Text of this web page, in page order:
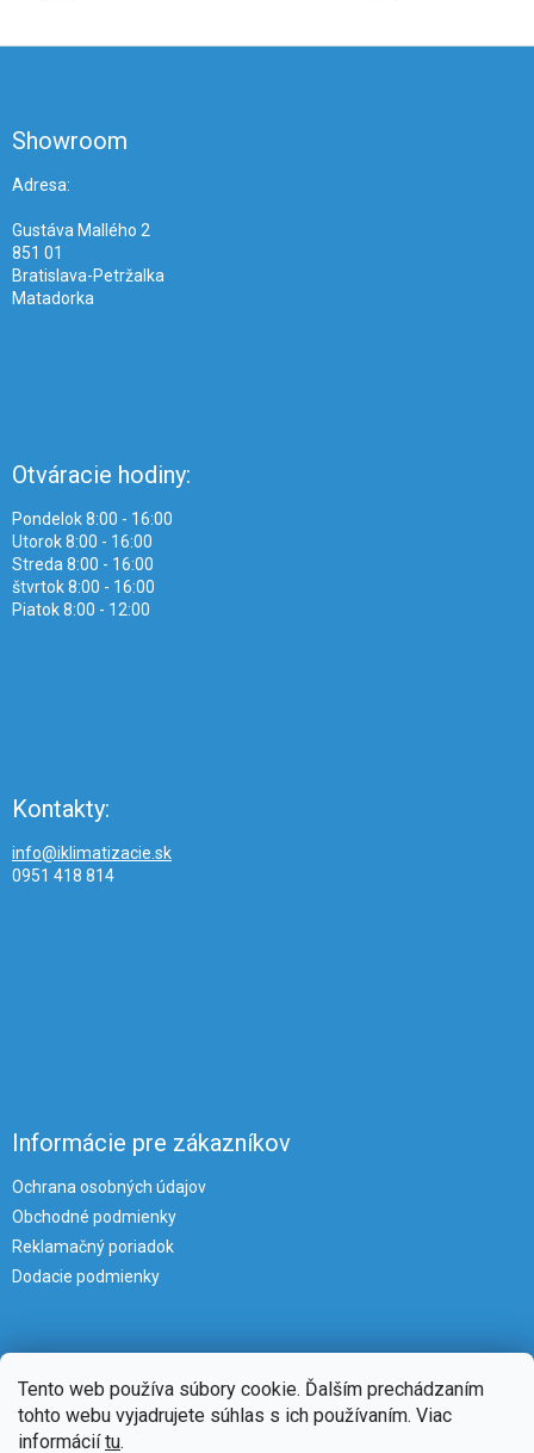
Tento web používa súbory cookie. Ďalším prechádzaním
tohto webu vyjadrujete súhlas s ich používaním. Viac
informáciítu.
Showroom
Adresa:
Gustáva Mallého 2
851 01
Bratislava-Petržalka
Matadorka
Otváracie hodiny:
Pondelok 8:00 - 16:00
Utorok 8:00 - 16:00
Streda 8:00 - 16:00
štvrtok 8:00 - 16:00
Piatok 8:00 - 12:00
Kontakty:
info@iklimatizacie.sk
0951 418 814
Informácie pre zákazníkov
Ochrana osobných údajov
Obchodné podmienky
Reklamačný poriadok
Dodacie podmienky